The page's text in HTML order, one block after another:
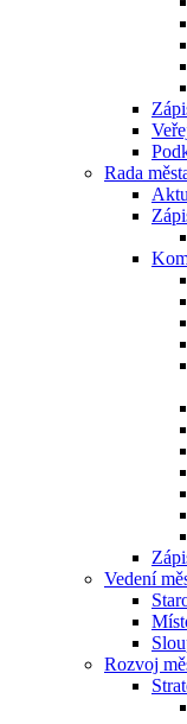
Rada
Vedení
Rozvoj